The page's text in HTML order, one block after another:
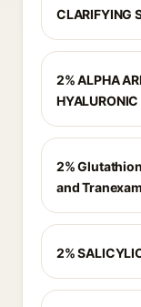
CLARIFYING
2% ALPHA
2%
and
2%